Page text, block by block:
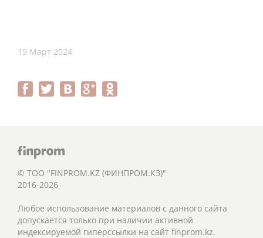
19 Март 2024
© ТОО "FINPROM.KZ (ФИНПРОМ.КЗ)"
2016-2026
Любое использование материалов с данного сайта
допускается только при наличии активной
индексируемой гиперссылки на сайт finprom.kz.